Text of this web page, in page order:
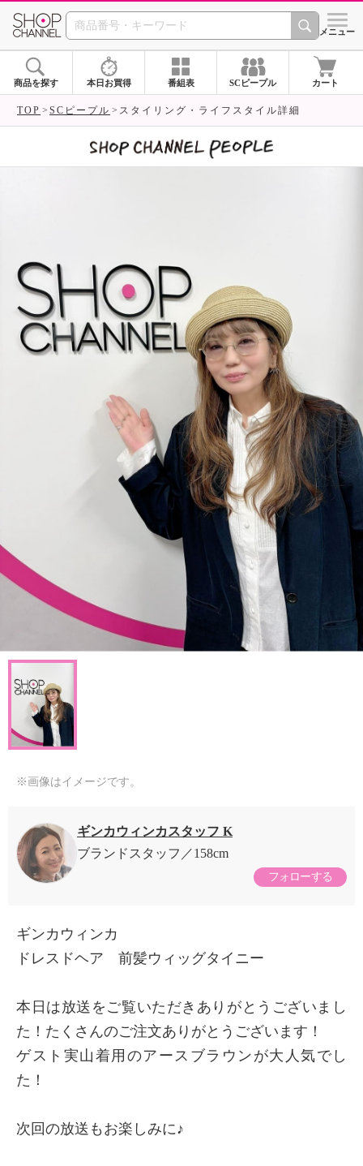
SHOP CHANNEL シメニュー
商品を探す 本日お買得 番組表 SCピープル カート
TOP SCピープル スタイリング・ライフスタイル詳細
※画像はイメージです。
ギンカウィンカスタッフ K
ブランドスタッフ
158cm
フォローする
ギンカウィンカ
ドレスドヘア 前髪ウィッグタイニー
本日は放送をご覧いただきありがとうございまし
た！たくさんのご注文ありがとうございます！
ゲスト実山着用のアースブラウンが大人気でし
た！
次回の放送もお楽しみに♪